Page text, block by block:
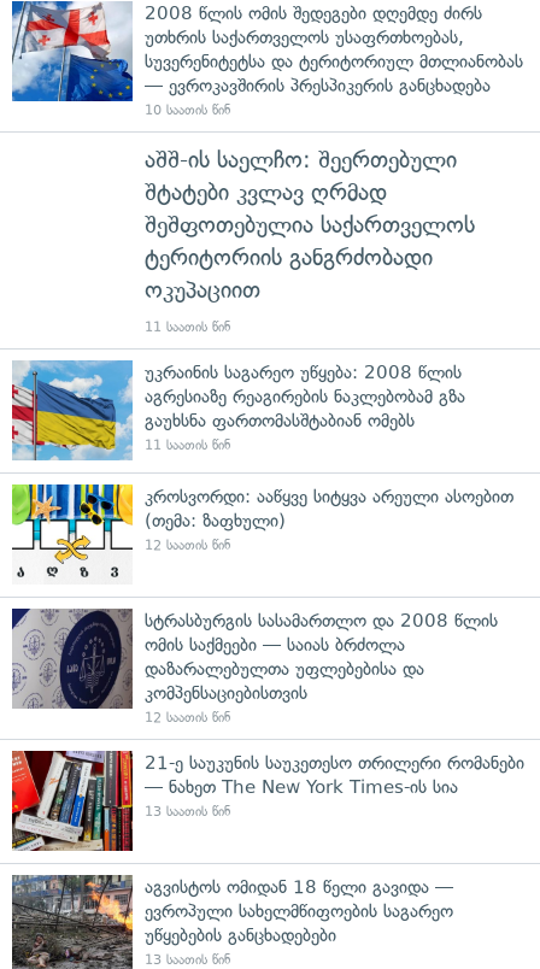
2008 წლის ომის შედეგები დღემდე ძირს
უთხრის საქართველოს უსაფრთხოებას,
სუვერენიტეტსა და ტერიტორიულ მთლიანობას
— ევროკავშირის პრესპიკერის განცხადება
10 საათის წინ
აშშ-ის საელჩო: შეერთებული
შტატები კვლავ ღრმად
შეშფოთებულია საქართველოს
ტერიტორიის განგრძობადი
ოკუპაციით
11 საათის წინ
უკრაინის საგარეო უწყება: 2008 წლის
აგრესიაზე რეაგირების ნაკლებობამ გზა
გაუხსნა ფართომასშტაბიან ომებს
11 საათის წინ
კროსვორდი: ააწყვე სიტყვა არეული ასოებით
(თემა: ზაფხული)
12 საათის წინ
სტრასბურგის სასამართლო და 2008 წლის
ომის საქმეები — საიას ბრძოლა
დაზარალებულთა უფლებებისა და
კომპენსაციებისთვის
12 საათის წინ
21-ე საუკუნის საუკეთესო თრილერი რომანები
— ნახეთ The New York Times-ის სია
13 საათის წინ
აგვისტოს ომიდან 18 წელი გავიდა —
ევროპული სახელმწიფოების საგარეო
უწყებების განცხადებები
13 საათის წინ